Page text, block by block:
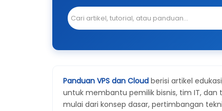
Panduan VPS dan Cloud berisi artikel
untuk membantu pemilik bisnis, tim IT,
mulai dari konsep dasar, pertimbangan